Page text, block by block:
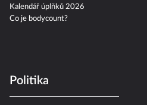
Kalendář úplňků 2026
Co je bodycount?
Politika